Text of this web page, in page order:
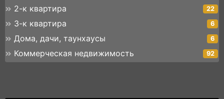
2-к квартира 22
3-к квартира 6
Дома, дачи, таунхаусы 6
Коммерческая недвижимость 92